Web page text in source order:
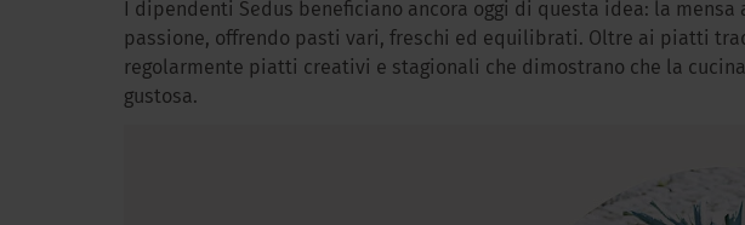
I dipendenti Sedus beneficiano ancora oggi di questa idea: la mensa
passione, offrendo pasti vari, freschi ed equilibrati. Oltre ai piatti
regolarmente piatti creativi e stagionali che dimostrano che la
gustosa.